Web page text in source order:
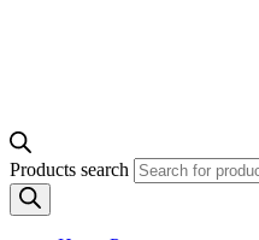
Products search